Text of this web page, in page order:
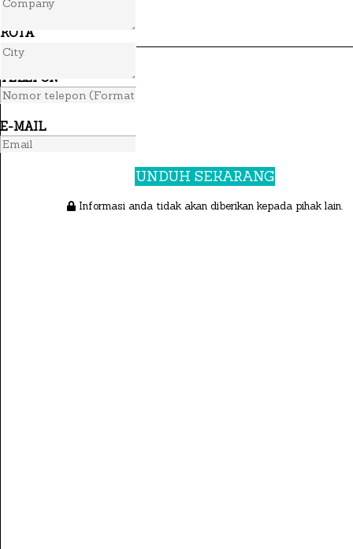
KOTA
TELEPON
E-MAIL
UNDUH SEKARANG
Informasi anda tidak akan diberikan kepada pihak lain.